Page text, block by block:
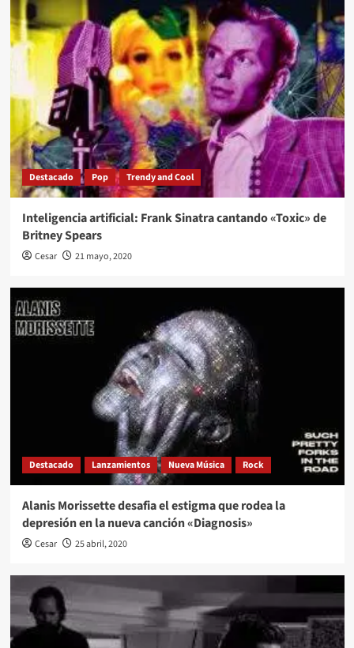
Destacado Pop Trendy and Cool
Inteligencia artificial: Frank Sinatra cantando «Toxic» de
Britney Spears
Cesar 21 mayo, 2020
Destacado Lanzamientos Nueva Música Rock
Alanis Morissette desafia el estigma que rodea la
depresión en la nueva canción «Diagnosis»
Cesar 25 abril, 2020